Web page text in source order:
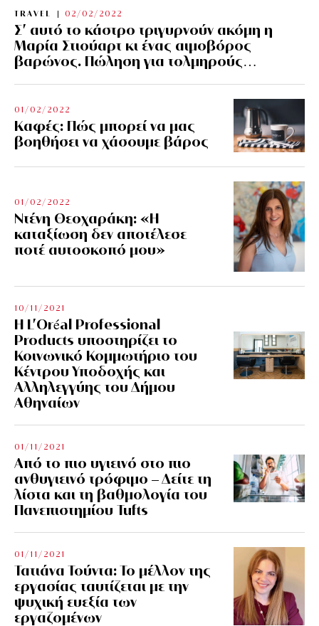
TRAVEL 02/02/2022
Σ’ αυτό το κάστρο τριγυρνούν ακόμη η
Μαρία Στιούαρτ κι ένας αιμοβόρος
βαρώνος. Πώληση για τολμηρούς…
01/02/2022
Kαφές: Πώς μπορεί να μας
βοηθήσει να χάσουμε βάρος
01/02/2022
Ντένη Θεοχαράκη: «Η
καταξίωση δεν αποτέλεσε
ποτέ αυτοσκοπό μου»
10/11/2021
Η L’Οréal Professional
Products υποστηρίζει το
Κοινωνικό Κομμωτήριο του
Κέντρου Υποδοχής και
Αλληλεγγύης του Δήμου
Αθηναίων
01/11/2021
Από το πιο υγιεινό στο πιο
ανθυγιεινό τρόφιμο – Δείτε τη
λίστα και τη βαθμολογία του
Πανεπιστημίου Tufts
01/11/2021
Τατιάνα Τούντα: Το μέλλον της
εργασίας ταυτίζεται με την
ψυχική ευεξία των
εργαζομένων